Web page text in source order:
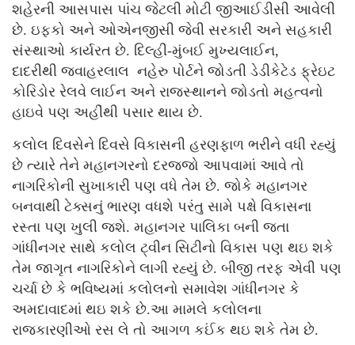
શહેરની આસપાસ પાંચ જેટલી મોટી જીઆઈડીસી આવેલી
છે. ઇફ્કો અને ઓએનજીસી જેવી સરકારી અને સહકારી
સંસ્થાઓ કાર્યરત છે. દિલ્હી-મુંબઈ મુખ્યલાઈન,
દાદરીથી જવાહરલાલ નહેરુ પોર્ટને જોડતી ડેડીકેટેડ ફ્રેઇટ
કોરિડોર રેલવે લાઈન અને રાજસ્થાનને જોડતો મહત્વનો
હાઇવે પણ અહીંથી પસાર થાય છે.
કલોલ દિવસેને દિવસે વિકાસની હરણફાળ ભરીને વધી રહ્યું
છે ત્યારે તેને મહાનગરનો દરજ્જો આપવામાં આવે તો
નાગરિકોની સુખાકારી પણ વધે તેમ છે. જોકે મહાનગર
બનવાથી ટેક્સનું ભારણ વધશે પરંતુ સામે પક્ષે વિકાસના
રસ્તા પણ ખુલી જશે. મહાનગર પાલિકા બની જતા
ગાંધીનગર સાથે કલોલ ટ્વીન સિટીનો વિકાસ પણ થઇ શકે
તેમ જાગૃત નાગરિકોને લાગી રહ્યું છે. બીજી તરફ એવી પણ
ચર્ચા છે કે ભવિષ્યમાં કલોલનો સમાવેશ ગાંધીનગર કે
અમદાવાદમાં થઇ શકે છે.આ મામલે કલોલના
રાજકારણીઓ રસ લે તો આગળ કઈંક થઇ શકે તેમ છે.